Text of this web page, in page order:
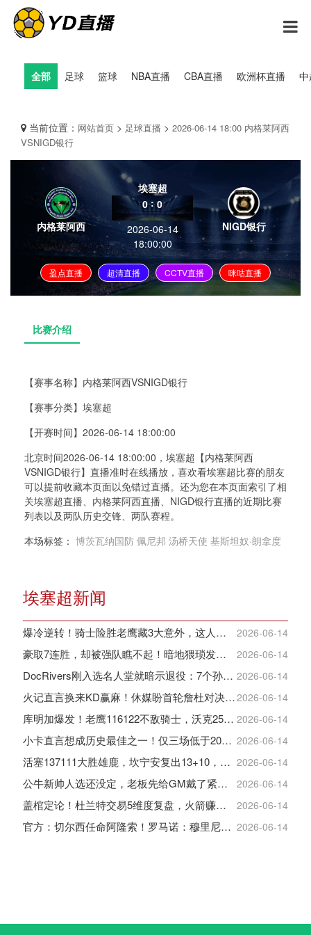
全部 足球 篮球 NBA直播 CBA直播 欧洲杯直播
当前位置： 网站首页 > 足球直播 > 2026-06-14 18:00 内格莱阿西
VSNIGD银行
内格莱阿西
埃塞超
0:0
2026-06-14
18:00:00
NIGD银行
盈点直播 超清直播 CCTV直播 咪咕直播
比赛介绍
【赛事名称】 内格莱阿西VSNIGD银行
【赛事分类】 埃塞超
【开赛时间】 2026-06-14 18:00:00
北京时间2026-06-14 18:00:00，埃塞超【内格莱阿西
VSNIGD银行】直播准时在线播放，喜欢看埃塞超比赛的朋友
可以提前收藏本页面以免错过直播。还为您在本页面索引了相
关埃塞超直播、内格莱阿西直播、NIGD银行直播的近期比赛
列表以及两队历史交锋、两队赛程。
本场标签： 博茨瓦纳国防 佩尼邦 汤桥天使 基斯坦奴·朗拿度
埃塞超新闻
爆冷逆转！骑士险胜老鹰藏3大意外，这人彻底沦为季后赛鸡肋 2026-06-14
豪取7连胜，却被强队瞧不起！暗地猥琐发育，雷霆卫冕的劲敌来了 2026-06-14
DocRivers刚入选名人堂就暗示退役：7个孙辈等不起了 2026-06-14
火记直言换来KD赢麻！休媒盼首轮詹杜对决：湖人内部生嫌隙利火箭2026-06-14
库明加爆发！老鹰116122不敌骑士，沃克25+4+2+2，约翰逊12+11+6 2026-06-14
小卡直言想成历史最佳之一！仅三场低于20+入巅峰保底最佳三阵 2026-06-14
活塞137111大胜雄鹿，坎宁安复出13+10，杜伦21分9板 2026-06-14
公牛新帅人选还没定，老板先给GM戴了紧箍咒 2026-06-14
盖棺定论！杜兰特交易5维度复盘，火箭赚大了，太阳只赢在未来 2026-06-14
官方：切尔西任命阿隆索！罗马诺：穆里尼奥对重返皇马感到激动！ 2026-06-14